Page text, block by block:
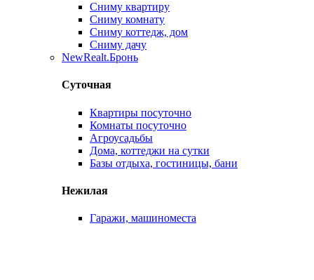
Сниму квартиру
Сниму комнату
Сниму коттедж, дом
Сниму дачу
NewRealt.Бронь
Суточная
Квартиры посуточно
Комнаты посуточно
Агроусадьбы
Дома, коттеджи на сутки
Базы отдыха, гостиницы, бани
Нежилая
Гаражи, машиноместа